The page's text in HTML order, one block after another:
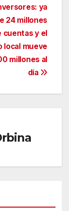
ya
24 millones
cuentas y el
local mueve
millones al
día